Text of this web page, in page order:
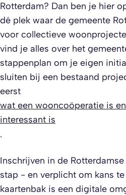
Rotterdam? Dan ben je hier
dé plek waar de gemeente
voor collectieve
vind je alles over het
stappenplan om je eigen
sluiten bij een bestaand
eerst
wat een wooncoöperatie is
interessant is
.
Inschrijven in de
stap - en verplicht om kans
kaartenbak is een digitale